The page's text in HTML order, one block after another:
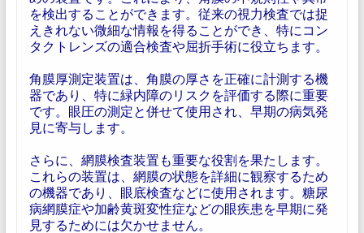
を検出することができます。従来の視力検査では捉
えきれない微細な情報を得ることができ、特にコン
タクトレンズの適合検査や屈折手術に役立ちます。
角膜厚測定装置は、角膜の厚さを正確に計測する機
器であり、特に緑内障のリスクを評価する際に重要
です。眼圧の測定と併せて使用され、早期の病気発
見に寄与します。
さらに、網膜検査装置も重要な役割を果たします。
これらの装置は、網膜の状態を詳細に観察するため
の機器であり、眼底検査などに使用されます。糖尿
病網膜症や加齢黄斑変性症などの眼疾患を早期に発
見するためには欠かせません。